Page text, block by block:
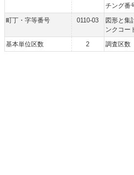
チング番
町丁・字等番号
0110-03
図形と集
ンクコー
基本単位区数 2 調査区数